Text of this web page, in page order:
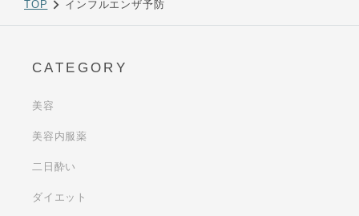
TOP インフルエンザ予防
CATEGORY
美容
美容内服薬
二日酔い
ダイエット